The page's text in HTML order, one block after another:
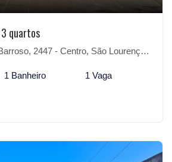
3 quartos
2447 - Centro, São Lourenço do Sul-RS
1 Banheiro 1 Vaga